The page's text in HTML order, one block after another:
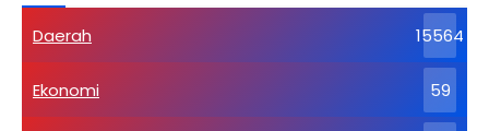
Daerah 15564
Ekonomi 59